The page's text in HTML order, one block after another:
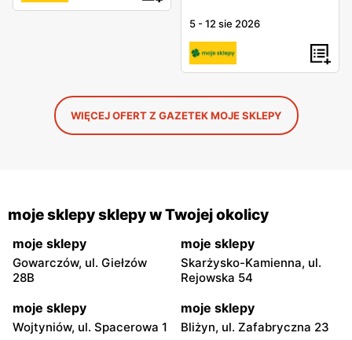
5 -12 sie 2026
WIĘCEJ OFERT Z GAZETEK MOJE SKLEPY
moje sklepy sklepy w Twojej okolicy
moje sklepy
Gowarczów, ul. Giełzów
28B
moje sklepy
Skarżysko-Kamienna, ul.
Rejowska 54
moje sklepy
Wojtyniów, ul. Spacerowa 1
moje sklepy
Bliżyn, ul. Zafabryczna 23